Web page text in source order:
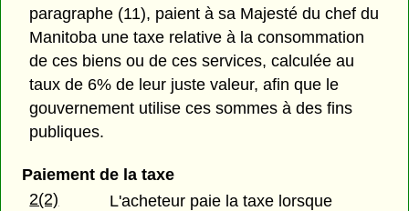
paragraphe (11), paient à sa Majesté du chef du
Manitoba une taxe relative à la consommation
de ces biens ou de ces services, calculée au
taux de 6% de leur juste valeur, afin que le
gouvernement utilise ces sommes à des fins
publiques.
Paiement de la taxe
2(2)
L'acheteur paie la taxe lorsque